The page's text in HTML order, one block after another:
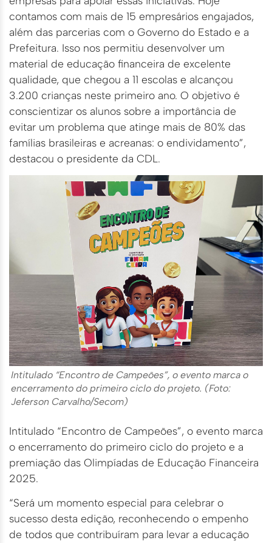
contamos com mais de 15 empresários engajados,
além das parcerias com o Governo do Estado e a
Prefeitura. Isso nos permitiu desenvolver um
material de educação financeira de excelente
qualidade, que chegou a 11 escolas e alcançou
3.200 crianças neste primeiro ano. O objetivo é
conscientizar os alunos sobre a importância de
evitar um problema que atinge mais de 80% das
famílias brasileiras e acreanas: o endividamento”,
destacou o presidente da CDL.
Intitulado “Encontro de Campeões”, o evento marca o
encerramento do primeiro ciclo do projeto. (Foto:
Jeferson Carvalho/Secom)
Intitulado “Encontro de Campeões”, o evento marca
o encerramento do primeiro ciclo do projeto e a
premiação das Olimpíadas de Educação Financeira
2025.
“Será um momento especial para celebrar o
sucesso desta edição, reconhecendo o empenho
de todos que contribuíram para levar a educação